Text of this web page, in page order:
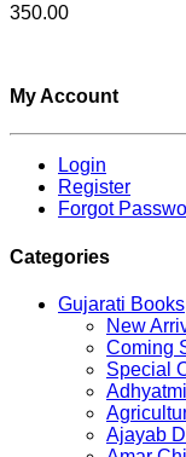
350.00
My Account
Login
Register
Forgot
Categories
Gujarati Books
New
Coming
Special
Ajayab